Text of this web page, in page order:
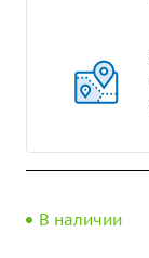
В наличии